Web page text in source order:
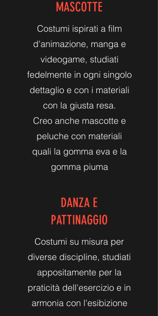
MASCOTTE
Costumi ispirati a film
d'animazione, manga e
videogame, studiati
fedelmente in ogni singolo
dettaglio e con i materiali
con la giusta resa.
Creo anche mascotte e
peluche con materiali
quali la gomma eva e la
gomma piuma
DANZA E
PATTINAGGIO
Costumi su misura per
diverse discipline, studiati
appositamente per la
praticità dell'esercizio e in
armonia con l'esibizione